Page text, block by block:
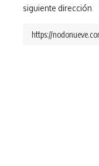
siguiente dirección